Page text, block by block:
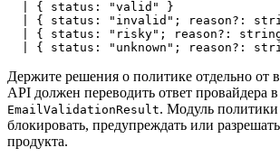
  | {
status : "valid"
}
  | {
status : "invalid" ; reason?:
  | {
status : "risky" ; reason?:
  | {
status : "unknown" ; reason?:
Держите решения о политике отдельно от
API должен переводить ответ провайдера в
EmailValidationResult. Модуль политики
блокировать, предупреждать или
продукта.